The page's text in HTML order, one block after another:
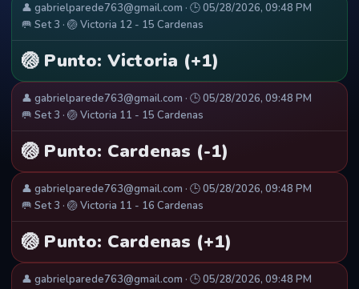
👤 gabrielparede763@gmail.com · 🕒 05/28/2026, 09:48 PM
🥅 Set 3 · 🏐 Victoria 12 - 15 Cardenas
🏐 Punto: Victoria (+1)
👤 gabrielparede763@gmail.com · 🕒 05/28/2026, 09:48 PM
🥅 Set 3 · 🏐 Victoria 11 - 15 Cardenas
🏐 Punto: Cardenas (-1)
👤 gabrielparede763@gmail.com · 🕒 05/28/2026, 09:48 PM
🥅 Set 3 · 🏐 Victoria 11 - 16 Cardenas
🏐 Punto: Cardenas (+1)
👤 gabrielparede763@gmail.com · 🕒 05/28/2026, 09:48 PM